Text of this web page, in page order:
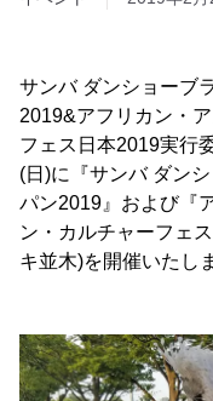
サンバ ダンショーブ
2019&アフリカン・
フェス日本2019実行
(日)に『サンバ ダン
パン2019』および『
ン・カルチャーフェ
キ並木)を開催いたし